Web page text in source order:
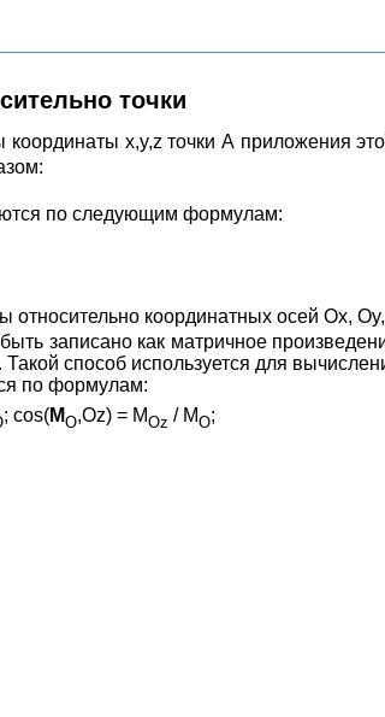
точки
координаты x,y,z точки А приложения
по следующим формулам:
координатных осей Ox,
записано как матричное
способ используется для
по формулам:
; cos(MO,Oz) = MOz / MO;